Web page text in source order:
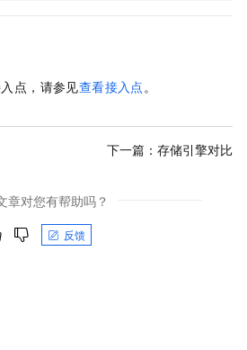
点，请参见查看接入点 。
下一篇： 存储引擎对比
章对您有帮助吗？
反馈